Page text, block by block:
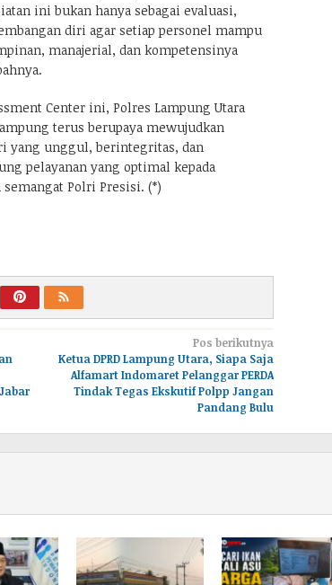
ini bukan hanya sebagai evaluasi,
diri agar setiap personel mampu
manajerial, dan kompetensinya
Center ini, Polres Lampung Utara
terus berupaya mewujudkan
yang unggul, berintegritas, dan
pelayanan yang optimal kepada
Polri Presisi. (*)
Pos berikutnya
Ketua DPRD Lampung Utara, Siapa Saja
Alfamart Indomaret Pelanggar PERDA
Tindak Tegas Ekskutif Polpp Jangan
Pandang Bulu